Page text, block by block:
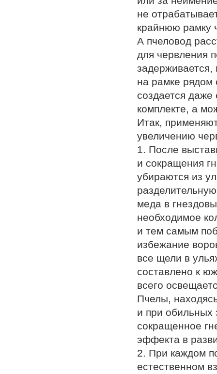
не
крайнюю рамку
А пчеловод
для червления
задерживается,
на рамке рядом
создается
комплекте, а
Итак,
увеличению
1. После
и сокращения
убираются из
меда в
необходимое
и тем самым
избежание
все щели в
составлено к
всего
Пчелы,
и при обильных
сокращенное
эффекта в
2. При каждом
естественном